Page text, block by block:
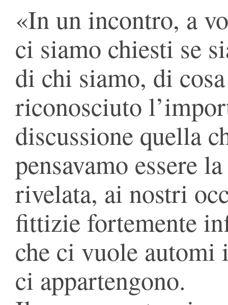
«In un incontro, a
ci siamo chiesti se
di chi siamo, di
riconosciuto
discussione quella
pensavamo essere
rivelata, ai nostri
fittizie fortemente
che ci vuole automi
ci appartengono.